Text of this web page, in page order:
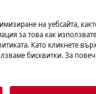
на уебсайта,
за това как
Като кликнете
бисквитки. За